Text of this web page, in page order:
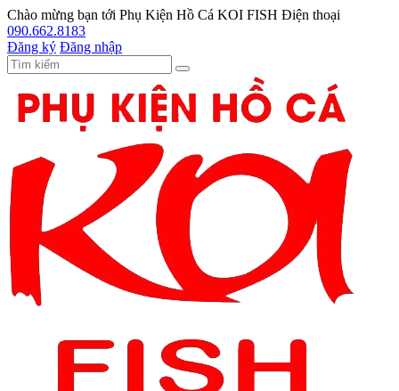
Chào mừng bạn tới Phụ Kiện Hồ Cá KOI FISH Điện thoại
090.662.8183
Đăng ký Đăng nhập